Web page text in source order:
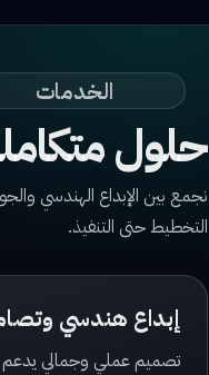
الخدمات
حلول
نجمع بين الإبداع الهندسي
التخطيط حتى التنفيذ.
إبداع هندسي
تصميم عملي وجمالي يدعم